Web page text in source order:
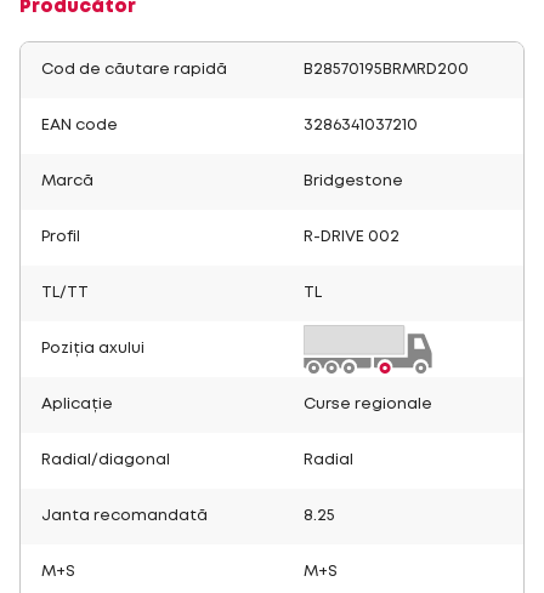
Producător
Cod de căutare rapidă B28570195BRMRD200
EAN code 3286341037210
Marcă Bridgestone
Profil R-DRIVE 002
TL/TT
Poziția axului
Aplicație Curse regionale
Radial/diagonal Radial
Janta recomandată 8.25
M+S M+S